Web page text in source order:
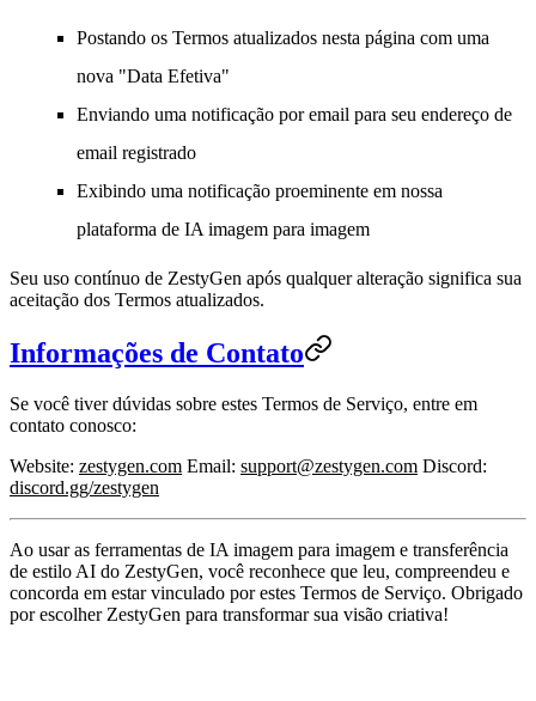
Postando os Termos atualizados nesta página com uma
nova "Data Efetiva"
Enviando uma notificação por email para seu endereço de
email registrado
Exibindo uma notificação proeminente em nossa
plataforma de IA imagem para imagem
Seu uso contínuo de ZestyGen após qualquer alteração significa sua
aceitação dos Termos atualizados.
Informações de Contato
Se você tiver dúvidas sobre estes Termos de Serviço, entre em
contato conosco:
Website: zestygen.com Email: support@zestygen.com Discord:
discord.gg/zestygen
Ao usar as ferramentas de IA imagem para imagem e transferência
de estilo AI do ZestyGen, você reconhece que leu, compreendeu e
concorda em estar vinculado por estes Termos de Serviço. Obrigado
por escolher ZestyGen para transformar sua visão criativa!